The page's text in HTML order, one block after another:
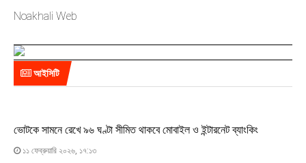
Noakhali Web
আইসিটি
ভোটকে সামনে রেখে ৯৬ ঘণ্টা সীমিত থাকবে মোবাইল ও ইন্টারনেট ব্যাংকিং
১১ ফেব্রুয়ারি ২০২৬, ১৭:১৩